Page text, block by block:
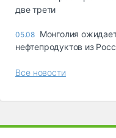
две трети
05.08 Монголия
нефтепродуктов из
Все новости